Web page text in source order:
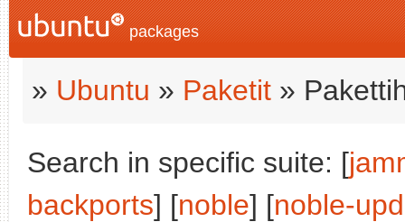
packages
» Ubuntu » Paketit »
Search in specific suite: [
backports] [noble] [noble-